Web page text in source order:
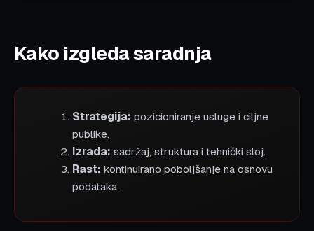
Kako izgleda saradnja
Strategija: pozicioniranje usluge i ciljne
publike.
Izrada: sadržaj, struktura i tehnički sloj.
Rast: kontinuirano poboljšanje na osnovu
podataka.